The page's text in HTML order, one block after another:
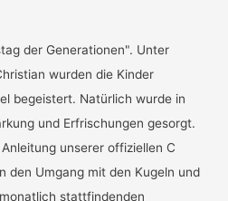
der Generationen". Unter
wurden die Kinder
begeistert. Natürlich wurde in
und Erfrischungen gesorgt.
unserer offiziellen C
den Umgang mit den Kugeln und
stattfindenden